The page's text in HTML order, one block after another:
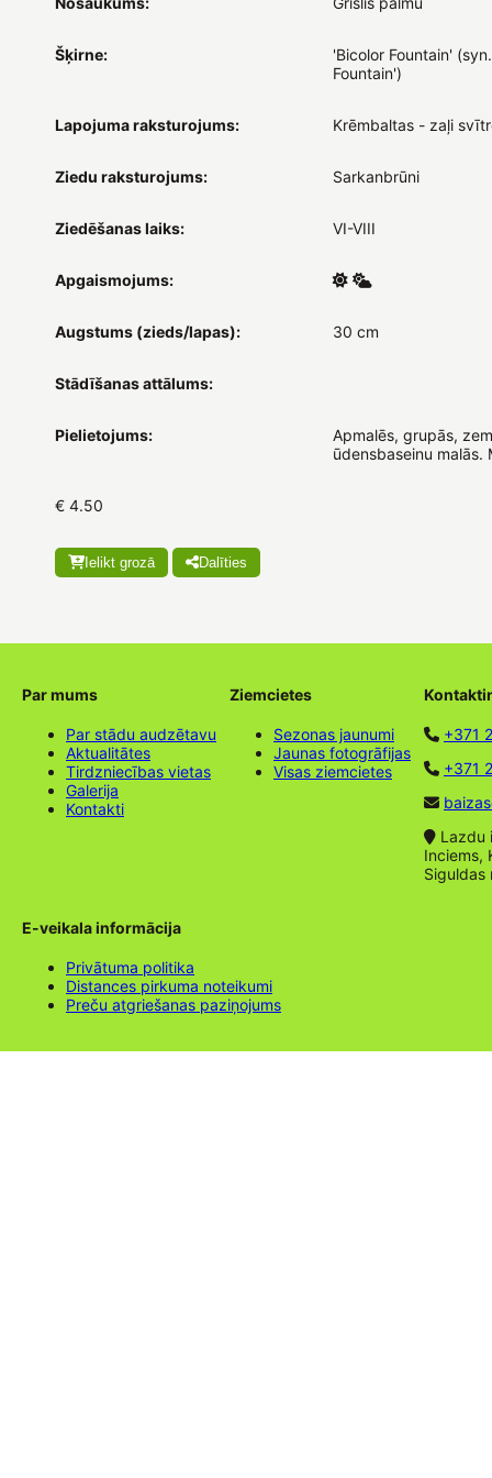
Šķirne:
'Bicolor Fountain'
Fountain')
Lapojuma raksturojums: Krēmbaltas - zaļi
Ziedu raksturojums: Sarkanbrūni
Ziedēšanas laiks: VI-VIII
Apgaismojums:
Augstums (zieds/lapas): 30 cm
Stādīšanas attālums:
Pielietojums:
Apmalēs, grupās,
ūdensbaseinu malās.
€ 4.50
Ielikt grozā Dalīties
Par mums
Par stādu audzētavu
Aktualitātes
Tirdzniecības vietas
Galerija
Kontakti
Ziemcietes
Sezonas jaunumi
Jaunas fotogrāfijas
Visas ziemcietes
+371
+371
Lazdu
Inciems,
Siguldas
E-veikala informācija
Privātuma politika
Distances pirkuma noteikumi
Preču atgriešanas paziņojums